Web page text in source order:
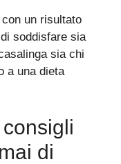
un risultato
soddisfare sia
sia chi
a una dieta
di